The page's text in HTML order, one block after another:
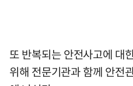
또 반복되는 안전사고에 대
위해 전문기관과 함께 안전